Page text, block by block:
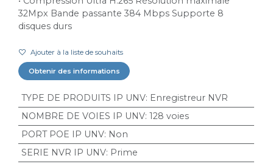
32Mpx Bande passante 384 Mbps Supporte 8
disques durs
Ajouter à la liste de souhaits
Obtenir des informations
TYPE DE PRODUITS IP UNV: Enregistreur NVR
NOMBRE DE VOIES IP UNV: 128 voies
PORT POE IP UNV: Non
SERIE NVR IP UNV: Prime